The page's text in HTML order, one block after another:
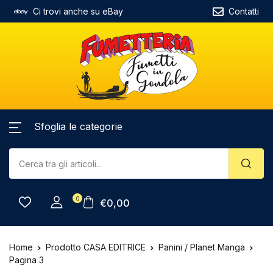
Ci trovi anche su eBay Contatti
Sfoglia le categorie
0 €0,00
Home Prodotto CASA EDITRICE
Panini / Planet Manga
Pagina 3